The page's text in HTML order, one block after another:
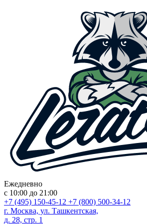
Ежедневно
с 10:00 до 21:00
+7 (495) 150-45-12 +7 (800) 500-34-12
г. Москва, ул. Ташкентская,
д. 28, стр. 1